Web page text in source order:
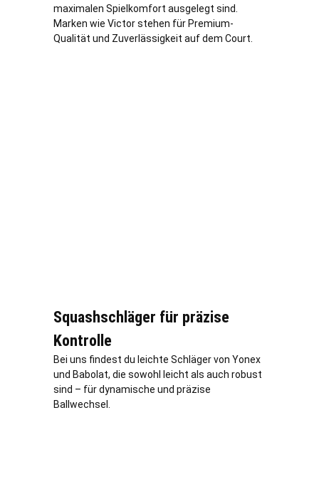
maximalen Spielkomfort ausgelegt sind.
Marken wie Victor stehen für Premium-
Qualität und Zuverlässigkeit auf dem Court.
Squashschläger für präzise
Kontrolle
Bei uns findest du leichte Schläger von Yonex
und Babolat, die sowohl leicht als auch robust
sind – für dynamische und präzise
Ballwechsel.